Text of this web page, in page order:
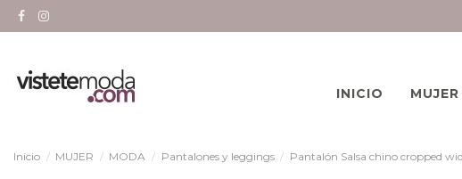
INICIO
MUJER
Inicio MUJER MODA Pantalones y leggings Pantalón Salsa chino cropped